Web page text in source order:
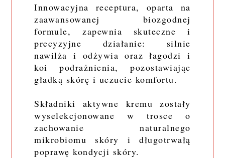
Innowacyjna receptura, oparta na
zaawansowanej biozgodnej
formule, zapewnia skuteczne i
precyzyjne działanie: silnie
nawilża i odżywia oraz łagodzi i
koi podrażnienia, pozostawiając
gładką skórę i uczucie komfortu.
Składniki aktywne kremu zostały
wyselekcjonowane w trosce o
zachowanie naturalnego
mikrobiomu skóry i długotrwałą
poprawę kondycji skóry.